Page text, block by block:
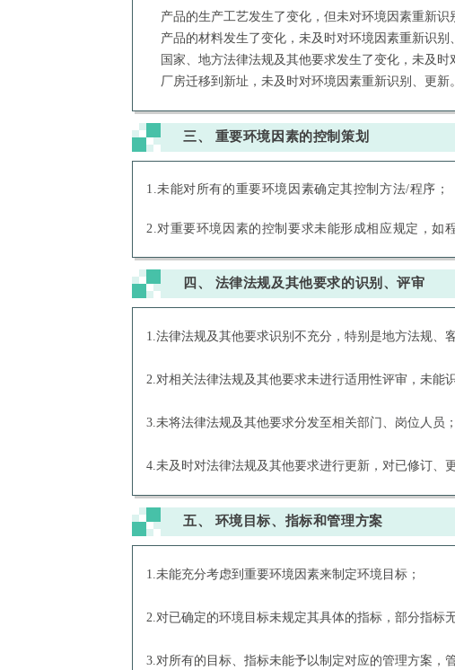
产品的生产工艺发生了变化，但未对环境因素重新识
产品的材料发生了变化，未及时对环境因素重新识别
国家、地方法律法规及其他要求发生了变化，未及时
厂房迁移到新址，未及时对环境因素重新识别、更新。
三、 重要环境因素的控制策划
1.未能对所有的重要环境因素确定其控制方法/程序；
2.对重要环境因素的控制要求未能形成相应规定，如
四、 法律法规及其他要求的识别、评审
1.法律法规及其他要求识别不充分，特别是地方法规、
2.对相关法律法规及其他要求未进行适用性评审，未能
3.未将法律法规及其他要求分发至相关部门、岗位人员；
4.未及时对法律法规及其他要求进行更新，对已修订、
五、 环境目标、指标和管理方案
1.未能充分考虑到重要环境因素来制定环境目标；
2.对已确定的环境目标未规定其具体的指标，部分指标
3.对所有的目标、指标未能予以制定对应的管理方案，